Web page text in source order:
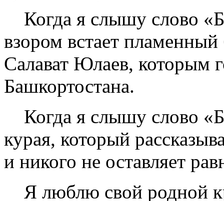
Когда я слышу слово
взором встает
Салават Юлаев, которым
Башкортостана.
Когда я слышу слово
курая, который
и никого не оставляет
Я люблю свой родной